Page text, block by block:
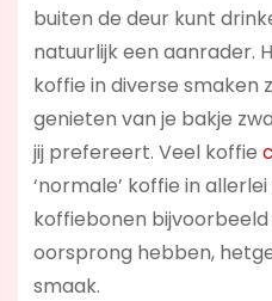
buiten de deur kunt
natuurlijk een aanrader.
koffie in diverse smaken
genieten van je bakje
jij prefereert. Veel koffie
‘normale’ koffie in
koffiebonen
oorsprong hebben,
smaak.